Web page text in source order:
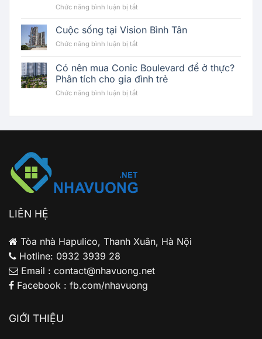
Vóc
Của
Động
Thủy
Liệu
Chức năng bình luận bị tắt
tích
đầu
tư
cho
thuê
Boulevard:
phù
Cuộc sống tại Vision Bình Tân
Chức năng bình luận bị tắt
sống
tại
Vision
Bình
Có nên mua Conic Boulevard để ở thực?
Phân tích cho gia đình trẻ
Chức năng bình luận bị tắt
Conic
tích
LIÊN HỆ
Tòa nhà Hapulico, Thanh Xuân, Hà Nội
Hotline: 0932 3939 28
Email : contact@nhavuong.net
Facebook : fb.com/nhavuong
GIỚI THIỆU